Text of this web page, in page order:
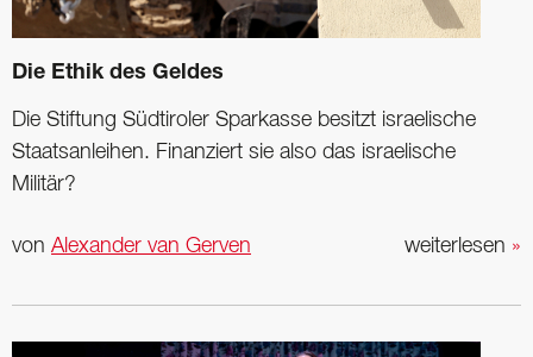
Die Ethik des Geldes
Die Stiftung Südtiroler Sparkasse besitzt israelische
Staatsanleihen. Finanziert sie also das israelische
Militär?
weiterlesen »
von Alexander van Gerven